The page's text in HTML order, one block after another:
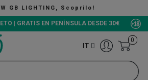
GB LIGHTING, Scoprilo!
| GRATIS EN PENÍNSULA DESDE 30€
IT
0